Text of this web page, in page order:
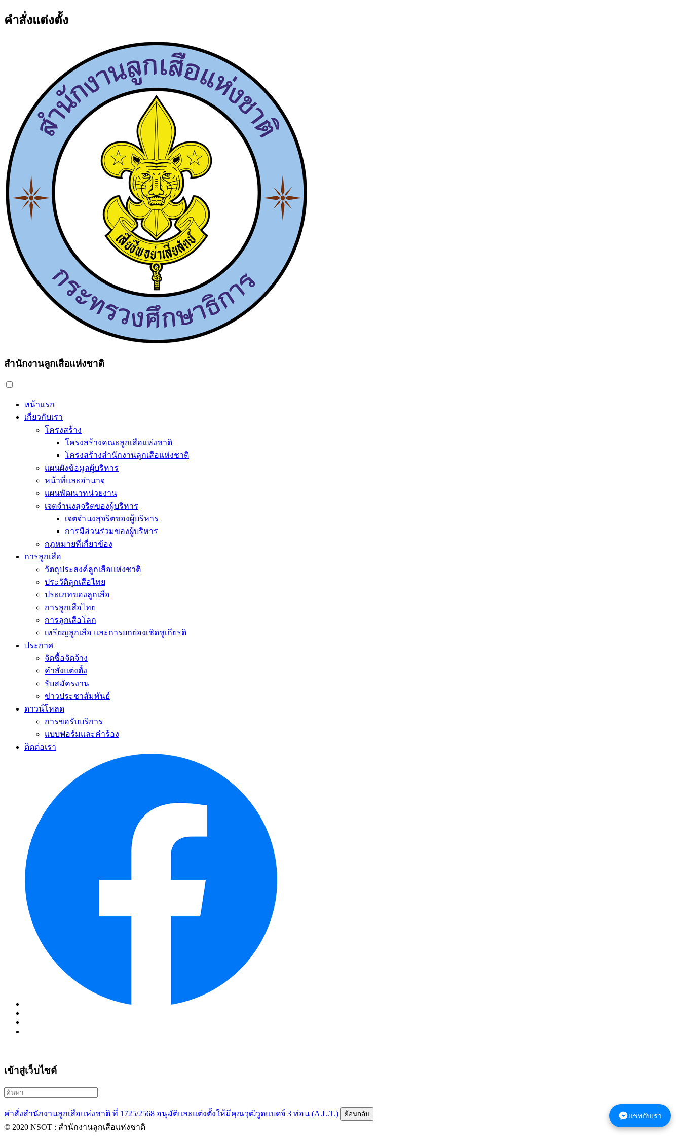
แชทกับเรา
คำสั่งแต่งตั้ง
สำนักงานลูกเสือแห่งชาติ
หน้าแรก
เกี่ยวกับเรา
โครงสร้าง
โครงสร้างคณะลูกเสือแห่งชาติ
โครงสร้างสำนักงานลูกเสือแห่งชาติ
แผนผังข้อมูลผู้บริหาร
หน้าที่และอำนาจ
แผนพัฒนาหน่วยงาน
เจตจำนงสุจริตของผู้บริหาร
เจตจำนงสุจริตของผู้บริหาร
การมีส่วนร่วมของผู้บริหาร
กฎหมายที่เกี่ยวข้อง
การลูกเสือ
วัตถุประสงค์ลูกเสือแห่งชาติ
ประวัติลูกเสือไทย
ประเภทของลูกเสือ
การลูกเสือไทย
การลูกเสือโลก
เหรียญลูกเสือ และการยกย่องเชิดชูเกียรติ
ประกาศ
จัดซื้อจัดจ้าง
คำสั่งแต่งตั้ง
รับสมัครงาน
ข่าวประชาสัมพันธ์
ดาวน์โหลด
การขอรับบริการ
แบบฟอร์มและคำร้อง
ติดต่อเรา
เข้าสู่เว็บไซต์
คำสั่งสำนักงานลูกเสือแห่งชาติ ที่ 1725/2568 อนุมัติและแต่งตั้งให้มีคุณวุฒิวูดแบดจ์ 3 ท่อน (A.L.T.)
© 2020 NSOT : สำนักงานลูกเสือแห่งชาติ